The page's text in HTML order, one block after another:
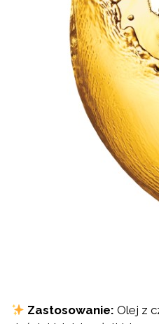
Zastosowanie: Olej z